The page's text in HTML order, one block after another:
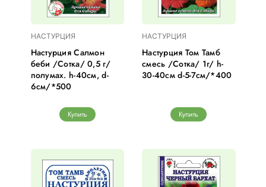
НАСТУРЦИЯ
Настурция Салмон
беби /Сотка/ 0,5 г/
полумах. h-40cм, d-
6см/*500
Купить
НАСТУРЦИЯ
Настурция Том Тамб
смесь /Сотка/ 1г/ h-
30-40см d-5-7cм/*400
Купить